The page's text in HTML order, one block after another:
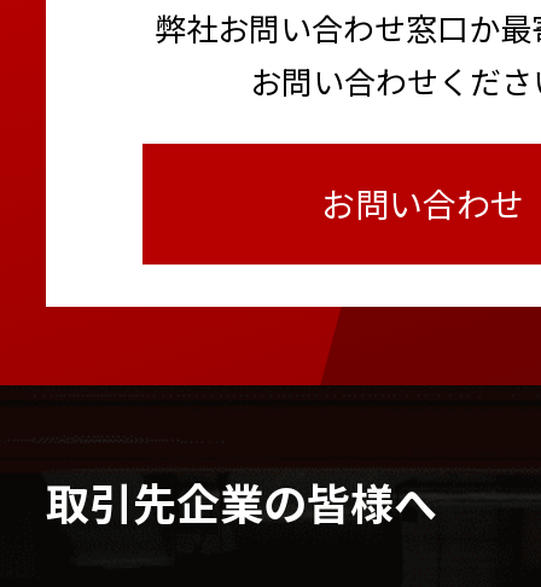
弊社お問い合わせ窓口か
お問い合わせくだ
お問い合わせ
取引先企業の皆様へ